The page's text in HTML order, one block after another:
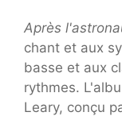
Après
chant et aux
basse et aux
rythmes.
Leary, conçu